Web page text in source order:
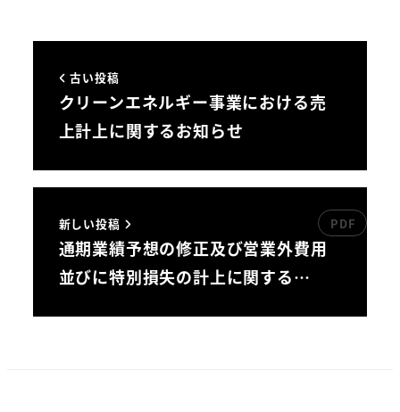
古い投稿
クリーンエネルギー事業における売
上計上に関するお知らせ
新しい投稿
通期業績予想の修正及び営業外費用
並びに特別損失の計上に関する…